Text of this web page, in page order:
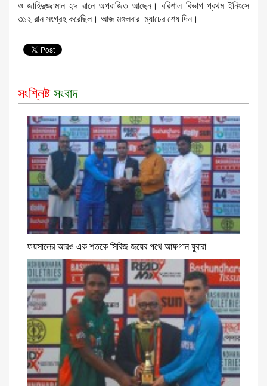
ও জাহিদুজ্জামান ২৯ রানে অপরাজিত আছেন। বরিশাল বিভাগ প্রথম ইনিংসে
৩১২ রান সংগ্রহ করেছিল। আজ মঙ্গলবার ম্যাচের শেষ দিন।
সংশ্লিষ্ট সংবাদ
ফয়সালের আরও এক শতকে সিরিজ জয়ের পথে আফগান যুবারা